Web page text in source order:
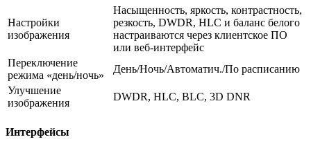
Настройки
изображения
Насыщенность, яркость, контрастность,
резкость, DWDR, HLC и баланс белого
настраиваются через клиентское ПО
или веб-интерфейс
Переключение
режима «день/ночь»
День/Ночь/Автоматич./По расписанию
Улучшение
изображения
DWDR, HLC, BLC, 3D DNR
Интерфейсы